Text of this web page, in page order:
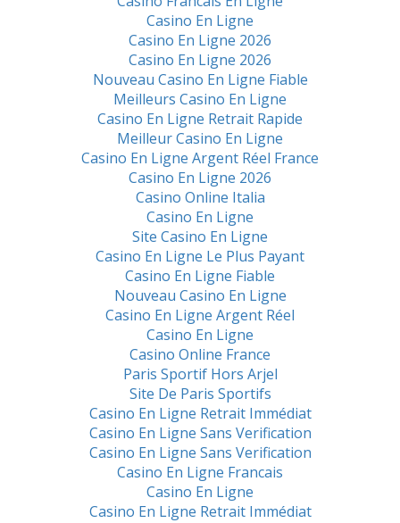
Casino En Ligne
Casino En Ligne 2026
Casino En Ligne 2026
Nouveau Casino En Ligne Fiable
Meilleurs Casino En Ligne
Casino En Ligne Retrait Rapide
Meilleur Casino En Ligne
Casino En Ligne Argent Réel France
Casino En Ligne 2026
Casino Online Italia
Casino En Ligne
Site Casino En Ligne
Casino En Ligne Le Plus Payant
Casino En Ligne Fiable
Nouveau Casino En Ligne
Casino En Ligne Argent Réel
Casino En Ligne
Casino Online France
Paris Sportif Hors Arjel
Site De Paris Sportifs
Casino En Ligne Retrait Immédiat
Casino En Ligne Sans Verification
Casino En Ligne Sans Verification
Casino En Ligne Francais
Casino En Ligne
Casino En Ligne Retrait Immédiat